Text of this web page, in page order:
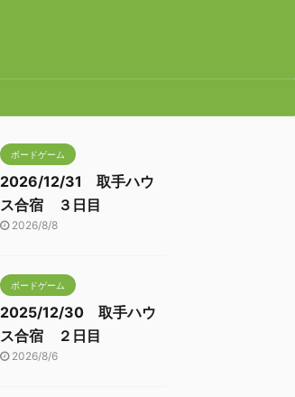
ボードゲーム
2026/12/31 取手ハウ
ス合宿 ３日目
2026/8/8
ボードゲーム
2025/12/30 取手ハウ
ス合宿 ２日目
2026/8/6